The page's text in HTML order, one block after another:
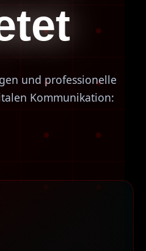
und professionelle
Kommunikation: